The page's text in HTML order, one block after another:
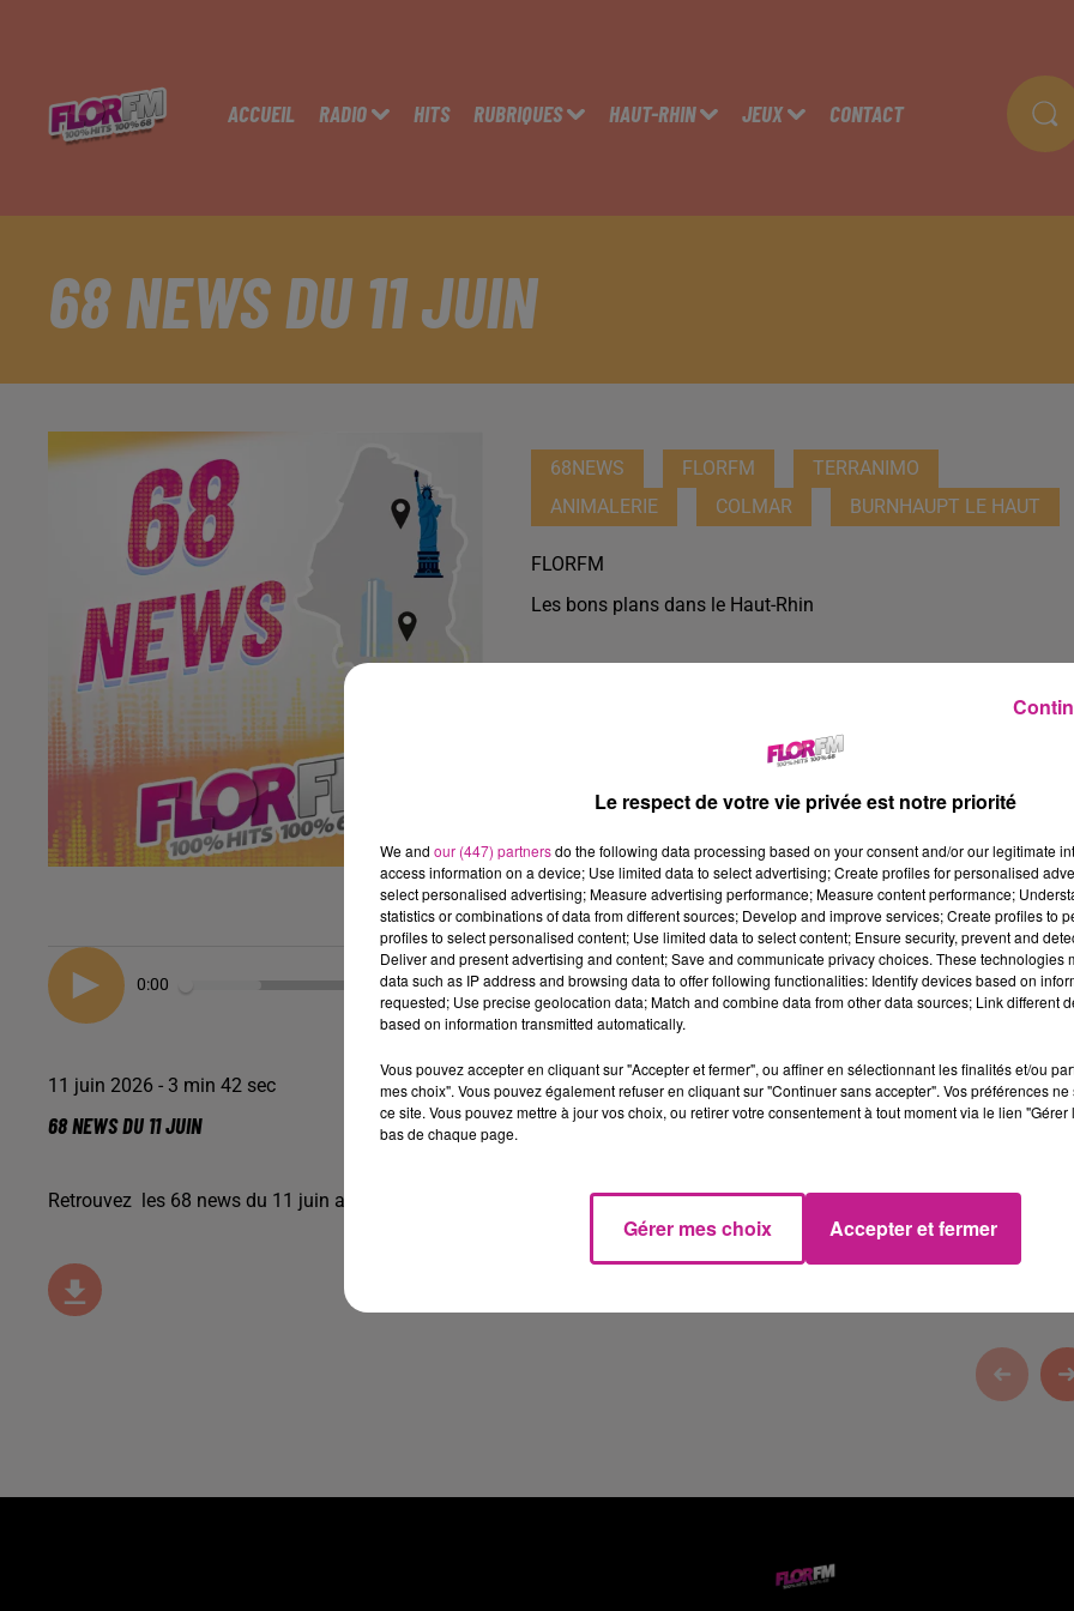
ACCUEIL RADIO HITS RUBRIQUES HAUT-RHIN JEUX CONTACT
68 NEWS DU 11 JUIN
68NEWS FLORFM
TERRANIMO
ANIMALERIE
COLMAR BURNHAUPT LE HAUT
FLORFM
Les bons plans dans le Haut-Rhin
0:00 3 min 42
11 juin 2026 - 3 min 42 sec
68 NEWS DU 11 JUIN
Retrouvez les 68 news du 11 juin avec Colmar et Burnhaupt-le-Haut, votre animalerie dans le Haut-Rhin
Le respect de votre vie privée est notre priorité
We and our (447) partnersdo the following data processing based on your consent and/or our legitimate
access information on a device; Use limited data to select advertising; Create profiles for personalised
select personalised advertising; Measure advertising performance; Measure content performance;
statistics or combinations of data from different sources; Develop and improve services; Create profiles to
profiles to select personalised content; Use limited data to select content; Ensure security, prevent and
Deliver and present advertising and content; Save and communicate privacy choices. These technologies
data such as IP address and browsing data to offer following functionalities: Identify devices based on
requested; Use precise geolocation data; Match and combine data from other data sources; Link different
based on information transmitted automatically.
Vous pouvez accepter en cliquant sur "Accepter et fermer", ou affiner en sélectionnant les finalités et/ou
mes choix". Vous pouvez également refuser en cliquant sur "Continuer sans accepter". Vos préférences
ce site. Vous pouvez mettre à jour vos choix, ou retirer votre consentement à tout moment via le lien
bas de chaque page.
Gérer mes choix Accepter et fermer